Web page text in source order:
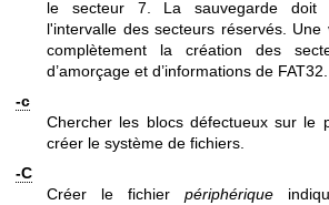
le secteur 7. La sauvegarde doit
l'intervalle des secteurs réservés.
complètement la création des
d’amorçage et d’informations de FAT32.
-c
Chercher les blocs défectueux sur le
créer le système de fichiers.
-C
Créer le fichier périphérique